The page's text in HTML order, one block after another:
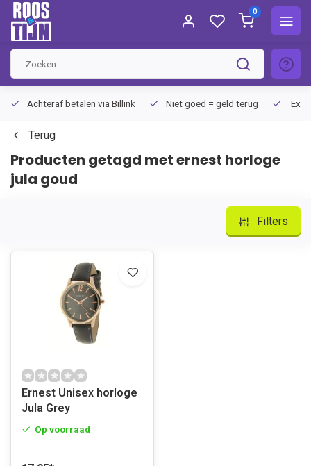
0
Achteraf betalen via Billink Niet goed = geld terug
Terug
Producten getagd met ernest horloge
jula goud
Filters
Ernest Unisex horloge
Jula Grey
Op voorraad